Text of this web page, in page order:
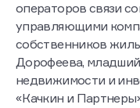
Кроме того,
операторов связи
управляющими
собственников
Дорофеева,
недвижимости и